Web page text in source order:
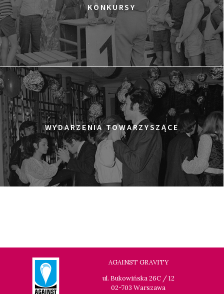
KONKURSY
WYDARZENIA TOWARZYSZĄCE
AGAINST GRAVITY
ul. Bukowińska 26C / 12
02-703 Warszawa